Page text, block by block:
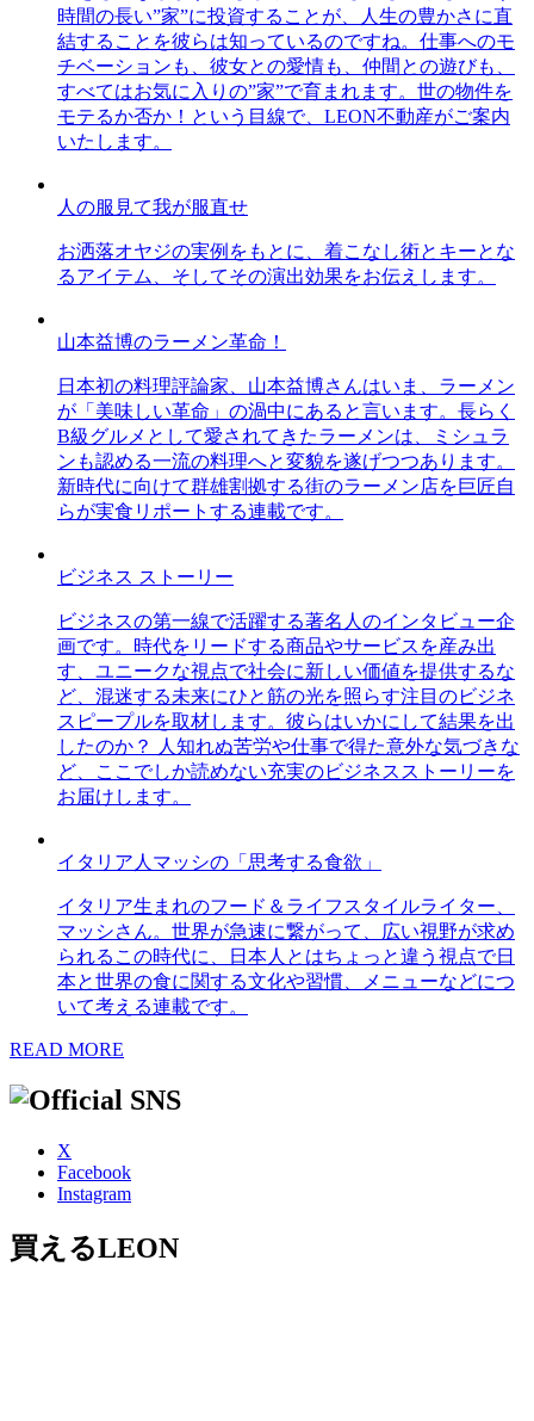
時間の長い”家”に投資することが、人生の豊かさに直
結することを彼らは知っているのですね。仕事へのモ
チベーションも、彼女との愛情も、仲間との遊びも、
すべてはお気に入りの”家”で育まれます。世の物件を
モテるか否か！という目線で、LEON不動産がご案内
いたします。
人の服見て我が服直せ
お洒落オヤジの実例をもとに、着こなし術とキーとな
るアイテム、そしてその演出効果をお伝えします。
山本益博のラーメン革命！
日本初の料理評論家、山本益博さんはいま、ラーメン
が「美味しい革命」の渦中にあると言います。長らく
B級グルメとして愛されてきたラーメンは、ミシュラ
ンも認める一流の料理へと変貌を遂げつつあります。
新時代に向けて群雄割拠する街のラーメン店を巨匠自
らが実食リポートする連載です。
ビジネス ストーリー
ビジネスの第一線で活躍する著名人のインタビュー企
画です。時代をリードする商品やサービスを産み出
す、ユニークな視点で社会に新しい価値を提供するな
ど、混迷する未来にひと筋の光を照らす注目のビジネ
スピープルを取材します。彼らはいかにして結果を出
したのか？ 人知れぬ苦労や仕事で得た意外な気づきな
ど、ここでしか読めない充実のビジネスストーリーを
お届けします。
イタリア人マッシの「思考する食欲」
イタリア生まれのフード＆ライフスタイルライター、
マッシさん。世界が急速に繋がって、広い視野が求め
られるこの時代に、日本人とはちょっと違う視点で日
本と世界の食に関する文化や習慣、メニューなどにつ
いて考える連載です。
READ MORE
X
Facebook
Instagram
買えるLEON